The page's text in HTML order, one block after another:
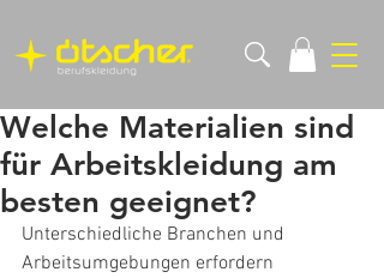
Welche Materialien sind
für Arbeitskleidung am
besten geeignet?
Unterschiedliche Branchen und
Arbeitsumgebungen erfordern